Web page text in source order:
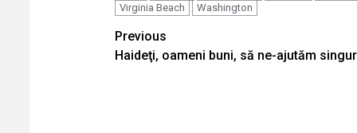
Virginia Beach Washington
Continue
Reading
Previous
Haideţi, oameni buni, să ne-ajutăm